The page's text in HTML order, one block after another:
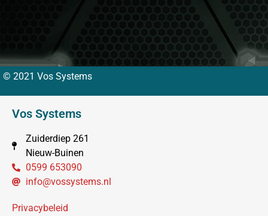
© 2021 Vos Systems
Vos Systems
Zuiderdiep 261
Nieuw-Buinen
0599 653090
info@vossystems.nl
Privacybeleid